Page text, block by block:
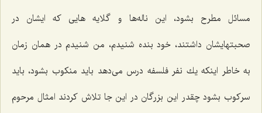
مسائل مطرح بشود، این ناله‌ها و گلایه هایی كه ایشان در
صحبتهایشان داشتند، خود بنده شنیدم، من شنیدم در همان زمان
به خاطر اینكه یك نفر فلسفه درس می‌دهد باید منكوب بشود، باید
سركوب بشود چقدر این بزرگان در این جا تلاش كردند امثال مرحوم